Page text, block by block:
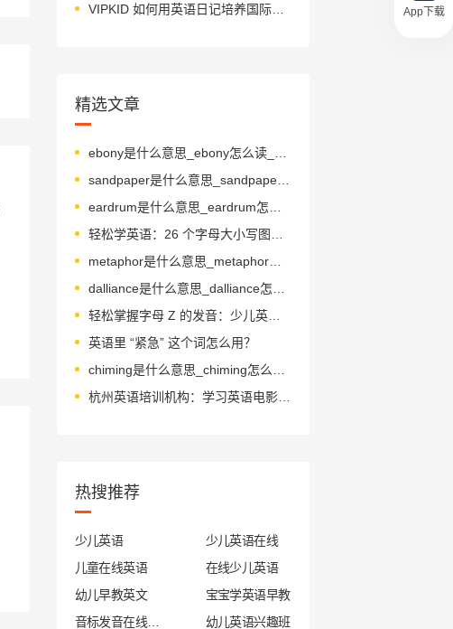
VIPKID 如何用英语日记培养国际化人才？
精选文章
sandpaper是什么意思_sandpaper怎么读_音标'sændpeɪpə(r)
metaphor是什么意思_metaphor怎么读_音标ˈmetəfə(r)
轻松掌握字母 Z 的发音：少儿英语启蒙必备技巧
英语里 “紧急” 这个词怎么用？
杭州英语培训机构：学习英语电影推荐
热搜推荐
少儿英语
少儿英语在线
儿童在线英语
在线少儿英语
幼儿早教英文
宝宝学英语早教
幼儿英语兴趣班
App下载